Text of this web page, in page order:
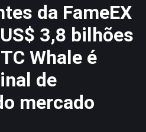
da FameEX
3,8 bilhões
Whale é
de
mercado